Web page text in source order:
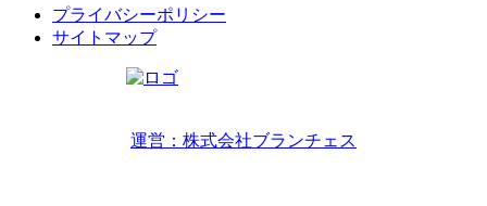
プライバシーポリシー
サイトマップ
運営：株式会社ブランチェス